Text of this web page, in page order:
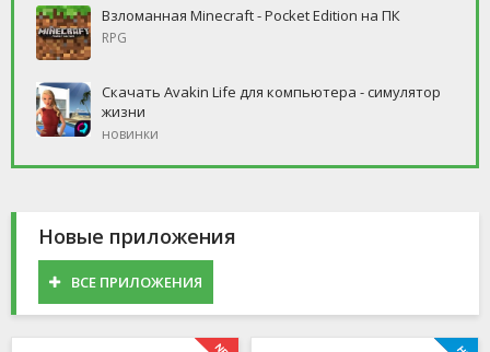
Взломанная Minecraft - Pocket Edition на ПК
RPG
Скачать Avakin Life для компьютера - симулятор
жизни
новинки
Новые приложения
ВСЕ ПРИЛОЖЕНИЯ